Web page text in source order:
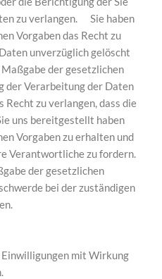
zu verlangen. Sie haben
Vorgaben das Recht zu
unverzüglich gelöscht
der gesetzlichen
der Verarbeitung der Daten
zu verlangen, dass die
uns bereitgestellt haben
Vorgaben zu erhalten und
Verantwortliche zu fordern.
der gesetzlichen
bei der zuständigen
mit Wirkung